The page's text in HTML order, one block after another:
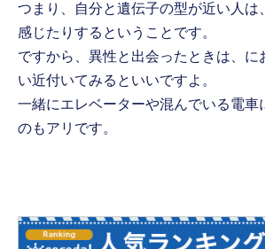
つまり、自分と遺伝子の型が近い人は
感じたりするということです。
ですから、異性と出会ったときは、に
い近付いてみるといいですよ。
一緒にエレベーターや混んでいる電車
のもアリです。